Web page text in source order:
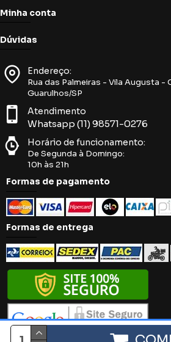
Minha conta
Dúvidas
Endereço:
Rua das Palmeiras - Vila Augusta
Guarulhos/SP
Atendimento
Whatsapp (11) 98571-0276
Horário de funcionamento:
De Segunda à Domingo:
10h às 21h
Formas de pagamento
Formas de entrega